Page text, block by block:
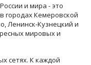
и мира - это
городах Кемеровской
Ленинск-Кузнецкий и
мировых и
сетях. К каждой